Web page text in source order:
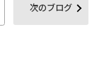
次のブログ